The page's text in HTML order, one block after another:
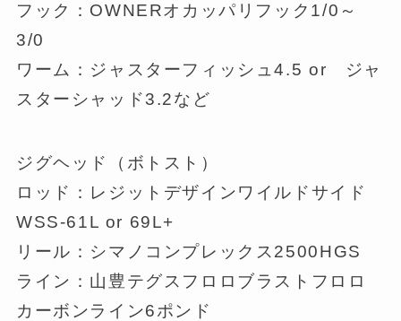
フック：OWNERオカッパリフック1/0～
3/0
ワーム：ジャスターフィッシュ4.5 or ジャ
スターシャッド3.2など
ジグヘッド（ボトスト）
ロッド：レジットデザインワイルドサイド
WSS-61L or 69L+
リール：シマノコンプレックス2500HGS
ライン：山豊テグスフロロブラストフロロ
カーボンライン6ポンド